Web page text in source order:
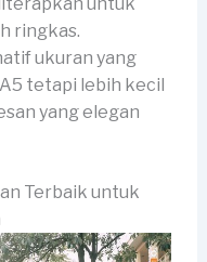
untuk
ringkas.
ukuran yang
tetapi lebih kecil
yang elegan
Terbaik untuk